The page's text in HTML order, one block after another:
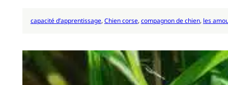
capacité d’apprentissage, Chien corse, compagnon de chien, les